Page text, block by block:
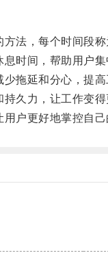
，每个时间段称
时间，帮助用户集
拖延和分心，提高
久力，让工作变得
户更好地掌控自己